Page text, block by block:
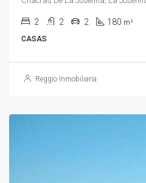
2 2 2 180 m²
CASAS
Reggio Inmobiliaria